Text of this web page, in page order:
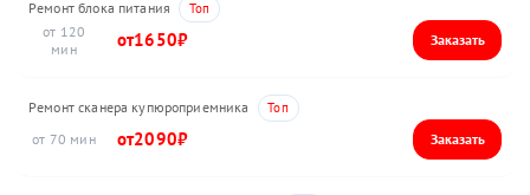
Ремонт блока питания
120
1650
Ремонт сканера купюроприемника
70
2090